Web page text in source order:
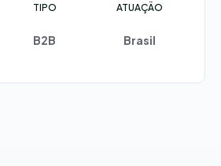
TIPO
B2B
ATUAÇÃO
Brasil